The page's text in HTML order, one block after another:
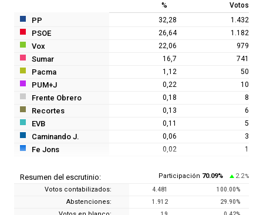
% Votos
PP 32,28 1.432
PSOE 26,64 1.182
Vox 22,06 979
Sumar 16,7 741
Pacma 1,12 50
PUM+J 0,22 10
Frente Obrero 0,18 8
Recortes 0,13 6
EVB 0,11 5
Caminando J. 0,06 3
Fe Jons 0,02 1
Resumen del escrutinio: Participación 70.09% 2.2 %
Votos contabilizados: 4.481 100.00%
Abstenciones: 1.912 29.90%